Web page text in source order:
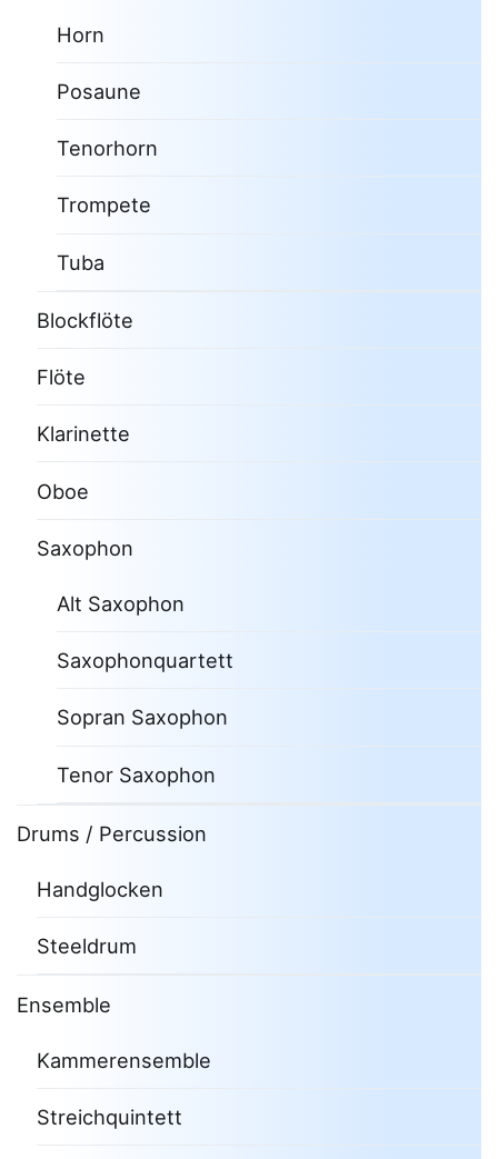
Horn
Posaune
Tenorhorn
Trompete
Tuba
Blockflöte
Flöte
Klarinette
Oboe
Saxophon
Alt Saxophon
Saxophonquartett
Sopran Saxophon
Tenor Saxophon
Drums / Percussion
Handglocken
Steeldrum
Ensemble
Kammerensemble
Streichquintett